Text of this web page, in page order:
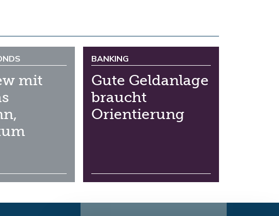
mit
BANKING
Gute Geldanlage
braucht
Orientierung